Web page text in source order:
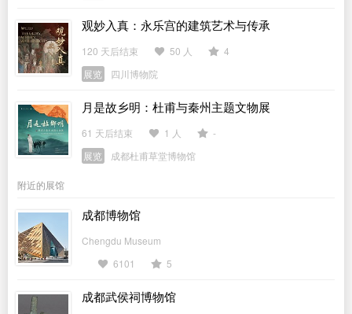
观妙入真：永乐宫的建筑艺术与传承
120 天后结束 50 人
4
展览
四川博物院
月是故乡明：杜甫与秦州主题文物展
61 天后结束 1 人
-
展览
成都杜甫草堂博物馆
附近的展馆
成都博物馆
Chengdu Museum
6101
5
成都武侯祠博物馆